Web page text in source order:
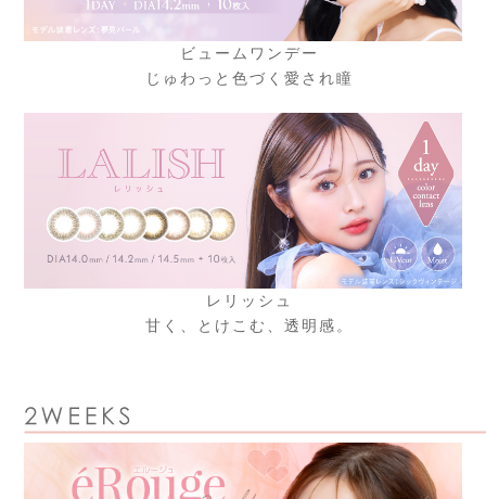
ビュームワンデー
じゅわっと色づく愛され瞳
レリッシュ
甘く、とけこむ、透明感。